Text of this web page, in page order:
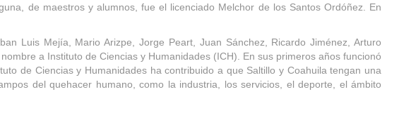
de maestros y alumnos, fue el licenciado Melchor de los Santos Ordóñez. En
Luis Mejía, Mario Arizpe, Jorge Peart, Juan Sánchez, Ricardo Jiménez, Arturo
a Instituto de Ciencias y Humanidades (ICH). En sus primeros años funcionó
de Ciencias y Humanidades ha contribuido a que Saltillo y Coahuila tengan una
del quehacer humano, como la industria, los servicios, el deporte, el ámbito